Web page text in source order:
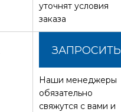
уточнят условия
заказа
ЗАПРОСИТЬ
СТОИМОСТЬ
Наши менеджеры
обязательно
свяжутся с вами и